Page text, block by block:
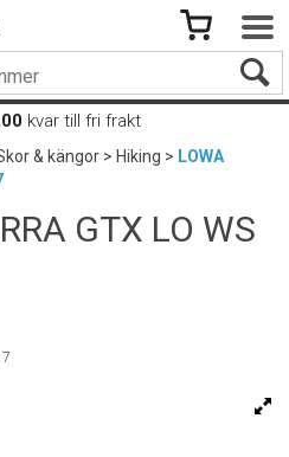
kvar till fri frakt
& kängor>Hiking> LOWA
GTX LO WS